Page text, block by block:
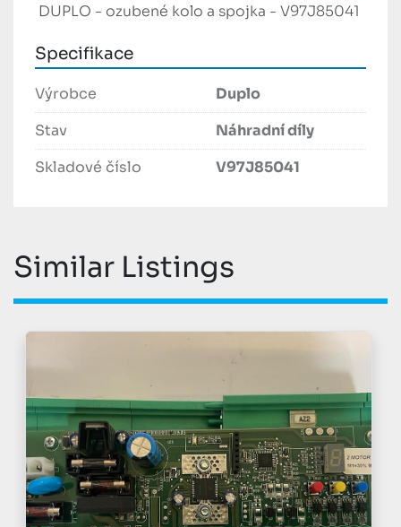
DUPLO - ozubené kolo a spojka - V97J85041
Specifikace
Výrobce
Duplo
Stav
Náhradní díly
Skladové číslo
V97J85041
Similar Listings